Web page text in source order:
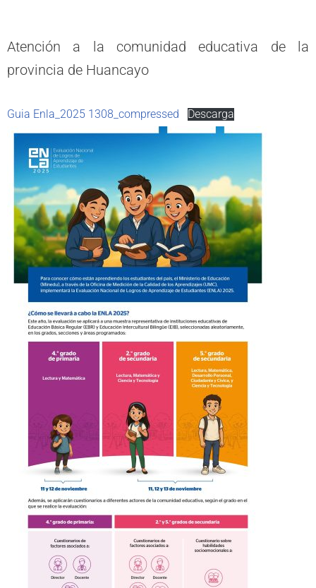
Atención a la comunidad educativa de la
provincia de Huancayo
Guia Enla_2025 1308_compressed Descarga